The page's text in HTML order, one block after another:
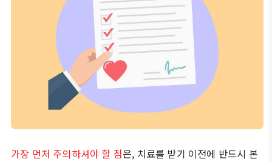
가장 먼저 주의하셔야 할 점은, 치료를 받기 이전에 반드시 본